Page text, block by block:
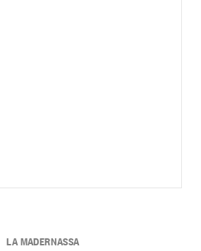
LA MADERNASSA